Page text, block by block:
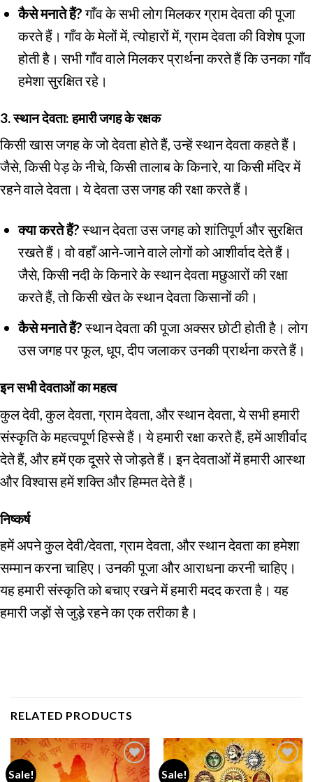
कैसे मनाते हैं?गाँव के सभी लोग मिलकर ग्राम देवता की पूजा
करते हैं। गाँव के मेलों में, त्योहारों में, ग्राम देवता की विशेष पूजा
होती है। सभी गाँव वाले मिलकर प्रार्थना करते हैं कि उनका गाँव
हमेशा सुरक्षित रहे।
3. स्थान देवता: हमारी जगह के रक्षक
किसी खास जगह के जो देवता होते हैं, उन्हें स्थान देवता कहते हैं।
जैसे, किसी पेड़ के नीचे, किसी तालाब के किनारे, या किसी मंदिर में
रहने वाले देवता। ये देवता उस जगह की रक्षा करते हैं।
क्या करते हैं?स्थान देवता उस जगह को शांतिपूर्ण और सुरक्षित
रखते हैं। वो वहाँ आने-जाने वाले लोगों को आशीर्वाद देते हैं।
जैसे, किसी नदी के किनारे के स्थान देवता मछुआरों की रक्षा
करते हैं, तो किसी खेत के स्थान देवता किसानों की।
कैसे मनाते हैं?स्थान देवता की पूजा अक्सर छोटी होती है। लोग
उस जगह पर फूल, धूप, दीप जलाकर उनकी प्रार्थना करते हैं।
इन सभी देवताओं का महत्व
कुल देवी, कुल देवता, ग्राम देवता, और स्थान देवता, ये सभी हमारी
संस्कृति के महत्वपूर्ण हिस्से हैं। ये हमारी रक्षा करते हैं, हमें आशीर्वाद
देते हैं, और हमें एक दूसरे से जोड़ते हैं। इन देवताओं में हमारी आस्था
और विश्वास हमें शक्ति और हिम्मत देते हैं।
निष्कर्ष
हमें अपने कुल देवी/देवता, ग्राम देवता, और स्थान देवता का हमेशा
सम्मान करना चाहिए। उनकी पूजा और आराधना करनी चाहिए।
यह हमारी संस्कृति को बचाए रखने में हमारी मदद करता है। यह
हमारी जड़ों से जुड़े रहने का एक तरीका है।
RELATED PRODUCTS
Sale! Sale!